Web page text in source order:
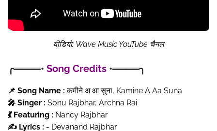
वीडियो: Wave Music YouTube चैनल
╭════• Song Credits •════╮
📌 Song Name : कमीने अ आ सुना, Kamine A Aa Suna
🎤 Singer : Sonu Rajbhar, Archna Rai
💃 Featuring : Nancy Rajbhar
✍️ Lyrics : - Devanand Rajbhar